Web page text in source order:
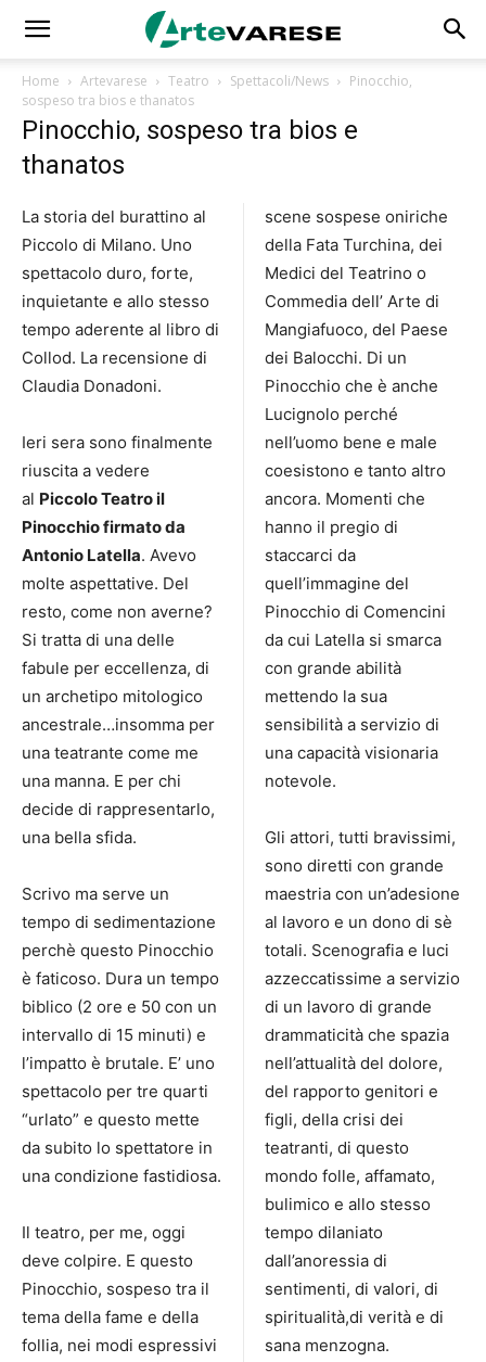
Home Artevarese Teatro Spettacoli/News
Pinocchio,
sospeso tra bios e thanatos
Pinocchio, sospeso tra bios e
thanatos
La storia del burattino al
Piccolo di Milano. Uno
spettacolo duro, forte,
inquietante e allo stesso
tempo aderente al libro di
Collod. La recensione di
Claudia Donadoni.
Ieri sera sono finalmente
riuscita a vedere
al Piccolo Teatro il
Pinocchio firmato da
Antonio Latella. Avevo
molte aspettative. Del
resto, come non averne?
Si tratta di una delle
fabule per eccellenza, di
un archetipo mitologico
ancestrale…insomma per
una teatrante come me
una manna. E per chi
decide di rappresentarlo,
una bella sfida.
Scrivo ma serve un
tempo di sedimentazione
perchè questo Pinocchio
è faticoso. Dura un tempo
biblico (2 ore e 50 con un
intervallo di 15 minuti) e
l’impatto è brutale. E’ uno
spettacolo per tre quarti
“urlato” e questo mette
da subito lo spettatore in
una condizione fastidiosa.
Il teatro, per me, oggi
deve colpire. E questo
Pinocchio, sospeso tra il
tema della fame e della
follia, nei modi espressivi
scene sospese oniriche
della Fata Turchina, dei
Medici del Teatrino o
Commedia dell’ Arte di
Mangiafuoco, del Paese
dei Balocchi. Di un
Pinocchio che è anche
Lucignolo perché
nell’uomo bene e male
coesistono e tanto altro
ancora. Momenti che
hanno il pregio di
staccarci da
quell’immagine del
Pinocchio di Comencini
da cui Latella si smarca
con grande abilità
mettendo la sua
sensibilità a servizio di
una capacità visionaria
notevole.
Gli attori, tutti bravissimi,
sono diretti con grande
maestria con un’adesione
al lavoro e un dono di sè
totali. Scenografia e luci
azzeccatissime a servizio
di un lavoro di grande
drammaticità che spazia
nell’attualità del dolore,
del rapporto genitori e
figli, della crisi dei
teatranti, di questo
mondo folle, affamato,
bulimico e allo stesso
tempo dilaniato
dall’anoressia di
sentimenti, di valori, di
spiritualità,di verità e di
sana menzogna.